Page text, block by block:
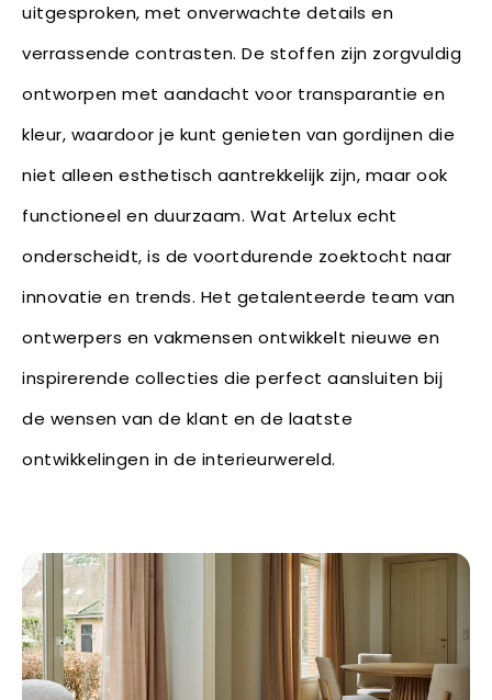
uitgesproken, met onverwachte details en
verrassende contrasten. De stoffen zijn zorgvuldig
ontworpen met aandacht voor transparantie en
kleur, waardoor je kunt genieten van gordijnen die
niet alleen esthetisch aantrekkelijk zijn, maar ook
functioneel en duurzaam. Wat Artelux echt
onderscheidt, is de voortdurende zoektocht naar
innovatie en trends. Het getalenteerde team van
ontwerpers en vakmensen ontwikkelt nieuwe en
inspirerende collecties die perfect aansluiten bij
de wensen van de klant en de laatste
ontwikkelingen in de interieurwereld.